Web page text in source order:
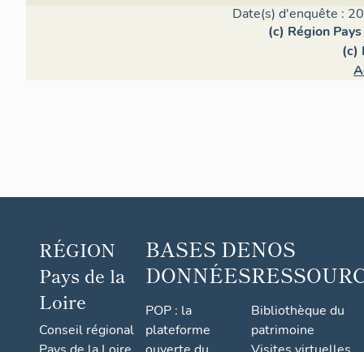
Date(s) d'enquête :
(c) Région
(c)
RÉGION
Pays de la
Loire
Conseil régional
BASES DE
DONNÉES
POP : la
plateforme
NOS
Bibliothèque du
patrimoine